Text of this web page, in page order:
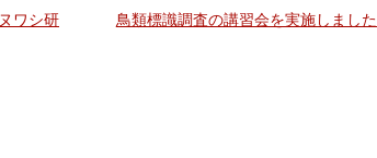
ワシ研
鳥類標識調査の講習会を実施しました